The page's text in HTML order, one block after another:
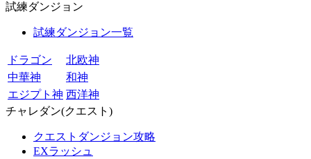
試練ダンジョン
試練ダンジョン一覧
ドラゴン
北欧神
中華神
和神
エジプト神 西洋神
チャレダン(クエスト)
クエストダンジョン攻略
EXラッシュ